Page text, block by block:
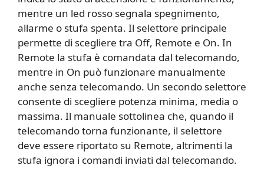
mentre un led rosso segnala spegnimento,
allarme o stufa spenta. Il selettore principale
permette di scegliere tra Off, Remote e On. In
Remote la stufa è comandata dal telecomando,
mentre in On può funzionare manualmente
anche senza telecomando. Un secondo selettore
consente di scegliere potenza minima, media o
massima. Il manuale sottolinea che, quando il
telecomando torna funzionante, il selettore
deve essere riportato su Remote, altrimenti la
stufa ignora i comandi inviati dal telecomando.